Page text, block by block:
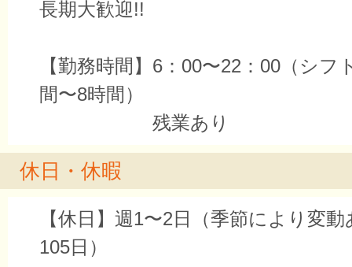
長期大歓迎!!
【勤務時間】6：00〜22：00（シ
間〜8時間）
残業あり
休日・休暇
【休日】週1〜2日（季節により変
105日）